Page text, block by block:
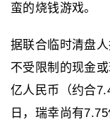
蛮的烧钱游戏。
据联合临时清盘
不受限制的现金
亿人民币（约合
日，瑞幸尚有